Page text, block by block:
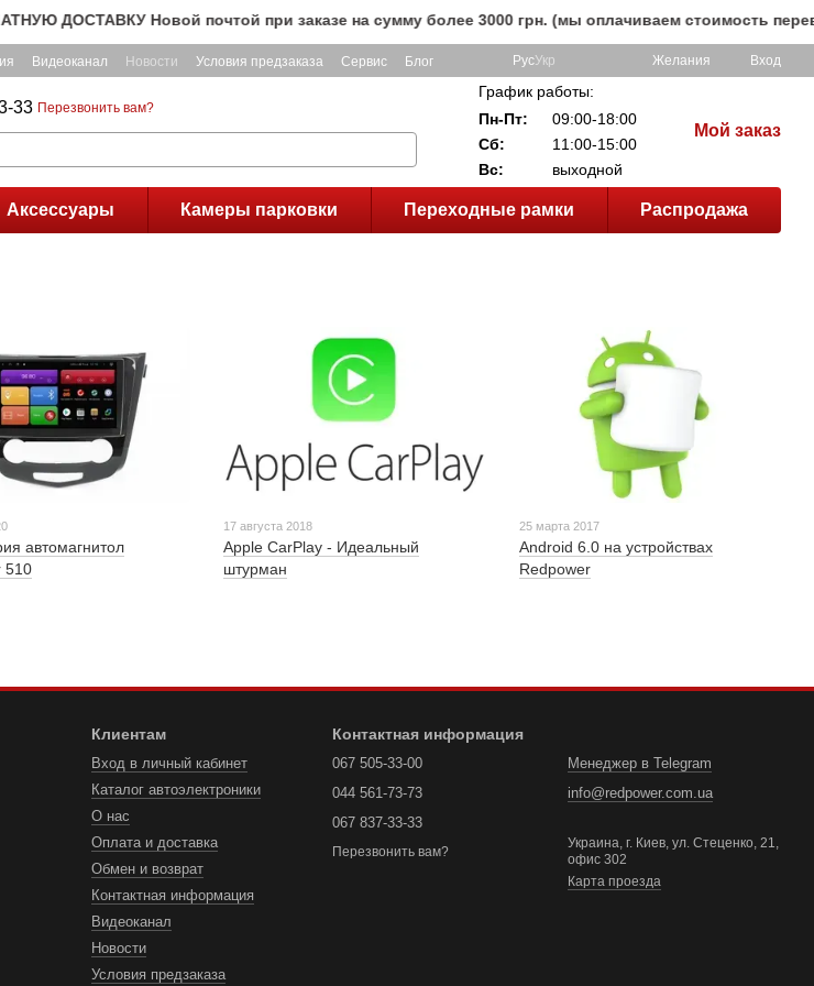
Новой почтой при заказе на сумму более 3000 грн. (мы оплачиваем стоимость
Видеоканал Новости Условия предзаказа Сервис Блог РусУкр Желания Вход
33 Перезвонить вам?
График работы:
Пн-Пт:
09:00-18:00
Сб:
11:00-15:00
Вс:
выходной
Мой заказ
Аксессуары Камеры парковки Переходные рамки Распродажа
автомагнитол
510
17 августа 2018
Apple CarPlay - Идеальный
штурман
25 марта 2017
Android 6.0 на устройствах
Redpower
Клиентам
Вход в личный кабинет
Каталог автоэлектроники
О нас
Оплата и доставка
Обмен и возврат
Контактная информация
Видеоканал
Новости
Условия предзаказа
Контактная информация
067 505-33-00
044 561-73-73
067 837-33-33
Перезвонить вам?
Менеджер в Telegram
info@redpower.com.ua
Украина, г. Киев, ул. Стеценко, 21,
офис 302
Карта проезда